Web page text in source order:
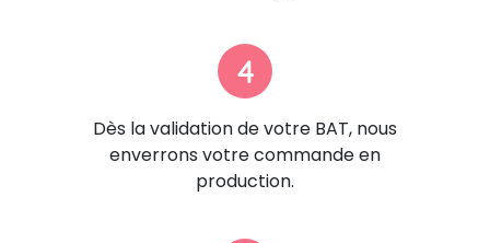
4
Dès la validation de votre BAT, nous
enverrons votre commande en
production.